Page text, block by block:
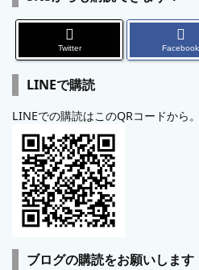
Twitter Facebook
LINEで購読
LINEでの購読はこのQRコードから。
ブログの購読をお願いします